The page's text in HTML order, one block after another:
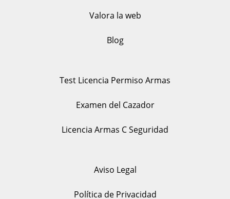
Valora la web
Blog
Test Licencia Permiso Armas
Examen del Cazador
Licencia Armas C Seguridad
Aviso Legal
Política de Privacidad